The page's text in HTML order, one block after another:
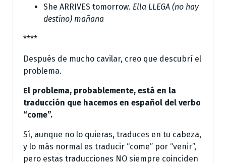
She ARRIVES tomorrow. Ella LLEGA (no hay
destino) mañana
****
Después de mucho cavilar, creo que descubrí el
problema.
El problema, probablemente, está en la
traducción que hacemos en español del verbo
“come”.
Sí, aunque no lo quieras, traduces en tu cabeza,
y lo más normal es traducir “come” por “venir”,
pero estas traducciones NO siempre coinciden